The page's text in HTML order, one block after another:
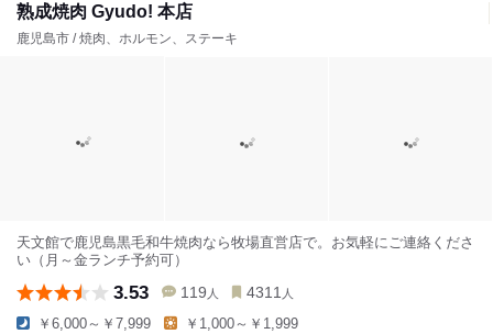
熟成焼肉 Gyudo! 本店
鹿児島市 / 焼肉、ホルモン、ステーキ
天文館で鹿児島黒毛和牛焼肉なら牧場直営店で。お気軽にご連絡くださ
い（月～金ランチ予約可）
3.53 119 人 4311 人
￥6,000～￥7,999 ￥1,000～￥1,999